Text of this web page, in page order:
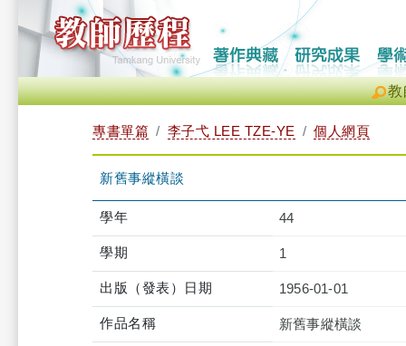
教
專書單篇 李子弋 LEE TZE-YE 個人網頁
新舊事縱橫談
學年 44
學期 1
出版（發表）日期 1956-01-01
作品名稱 新舊事縱橫談